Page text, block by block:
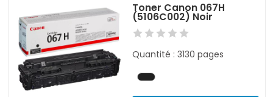
Toner Canon 067H
(5106C002) Noir
Quantité : 3130 pages